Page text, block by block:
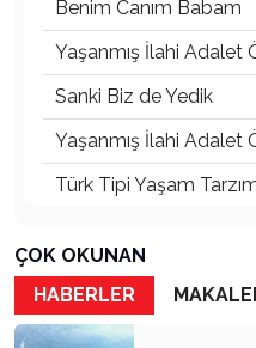
Benim Canım Babam
Yaşanmış İlahi Adalet
Sanki Biz de Yedik
Yaşanmış İlahi Adalet
Türk Tipi Yaşam
Katil Ağaçlar
Keşke Herkes Sevdiği
ÇOK OKUNAN
HABERLER